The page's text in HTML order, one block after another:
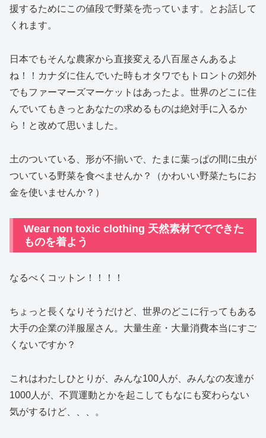
援するためにこの値段で野菜を売っています。とお話して
くれます。
日本でもそんな農家から直接変える八百屋さんあるよ
ね！！カナダに住んでいた時もオタワでもトロントの郊外
でもファーマーズマーケットはあったよ。世界のどこに住
んでいてもきっとあなたの求めるものは絶対手に入るか
ら！と改めて思いました。
土のついている、形が不揃いで、たまに葉っぱの間に虫が
ついている野菜を食べませんか？（かわいい野菜たちにお
金を使いませんか？）
Wear non toxic clothing 天然素材ででできた
ものを着よう
なるべくコットン！！！！
ちょっと長くなりそうだけど、世界のどこに行ってもある
大手の企業の洋服屋さん。大量生産・大量消費本当にすご
くないですか？
これはわたしひとりが、みんな100人が、みんなの友達が
1000人が、不買運動とかを起こしてもなにも変わらない
気がするけど、、、。